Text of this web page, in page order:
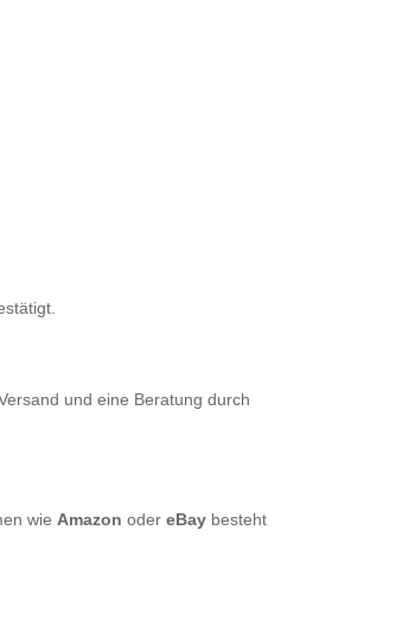
und eine Beratung durch
wie Amazon oder eBay besteht